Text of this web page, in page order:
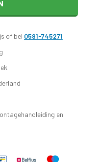
of bel 0591-745271
en